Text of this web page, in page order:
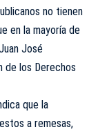
no tienen
en la mayoría de
José
de los Derechos
que la
a remesas,